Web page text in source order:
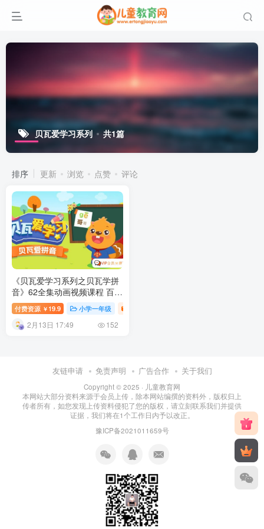
贝瓦爱学习系列 共1篇
排序 更新 浏览 点赞 评论
《贝瓦爱学习系列之贝瓦学拼
音》62全集动画视频课程 百度
网盘下载
付费资源 ￥ 19.9 小学一年级
2月13日 17:49 152
友链申请 免责声明 广告合作 关于我们
Copyright © 2025 · 儿童教育网
本网站大部分资料来源于会员上传，除本网站编撰的资料外，版权归上
传者所有，如您发现上传资料侵犯了您的版权，请立刻联系我们并提供
证据，我们将在1个工作日内予以改正。
豫ICP备2021011659号